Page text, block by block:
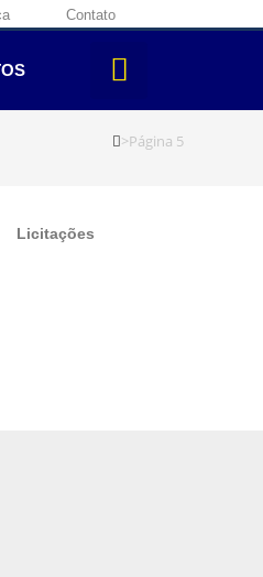
Contato
>Página 5
Licitações